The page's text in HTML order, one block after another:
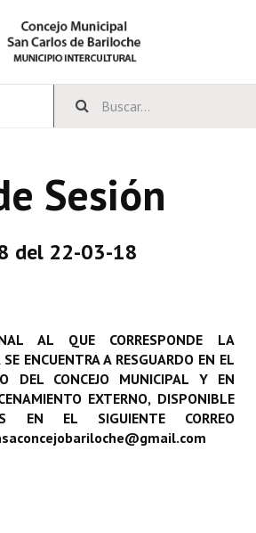
Cumplido
Sesión
del 22-03-18
AL QUE CORRESPONDE LA
ENCUENTRA A RESGUARDO EN EL
DEL CONCEJO MUNICIPAL Y EN
EXTERNO, DISPONIBLE
EN EL SIGUIENTE CORREO